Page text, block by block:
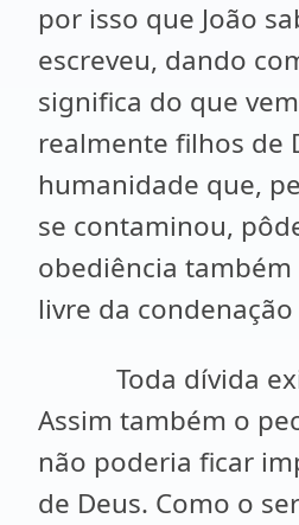
por isso que João
escreveu, dando
significa do que
realmente filhos de
humanidade que,
se contaminou,
obediência também
livre da
Toda dívida
Assim também o
não poderia ficar
de Deus. Como o